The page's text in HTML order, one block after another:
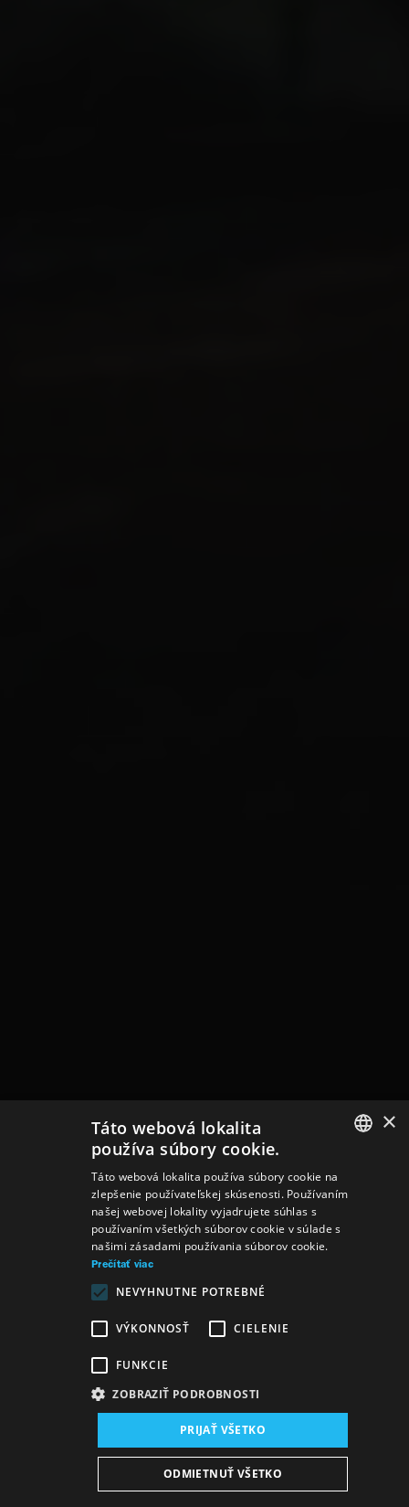
×
Táto webová lokalita
používa súbory cookie.
Táto webová lokalita používa súbory cookie na
zlepšenie používateľskej skúsenosti. Používaním
našej webovej lokality vyjadrujete súhlas s
používaním všetkých súborov cookie v súlade s
našimi zásadami používania súborov cookie.
Prečítať viac
NEVYHNUTNE POTREBNÉ
VÝKONNOSŤ CIELENIE
FUNKCIE
ZOBRAZIŤ PODROBNOSTI
PRIJAŤ VŠETKO
ODMIETNUŤ VŠETKO